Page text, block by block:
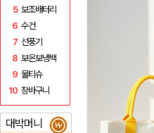
5 보조배터리
6 수건
7 선풍기
8 보온보냉백
9 물티슈
10 장바구니
대박머니 ₩